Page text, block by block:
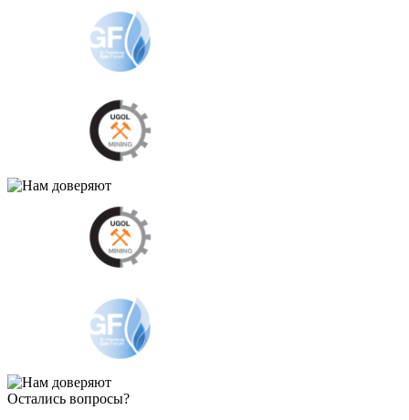
Остались вопросы?